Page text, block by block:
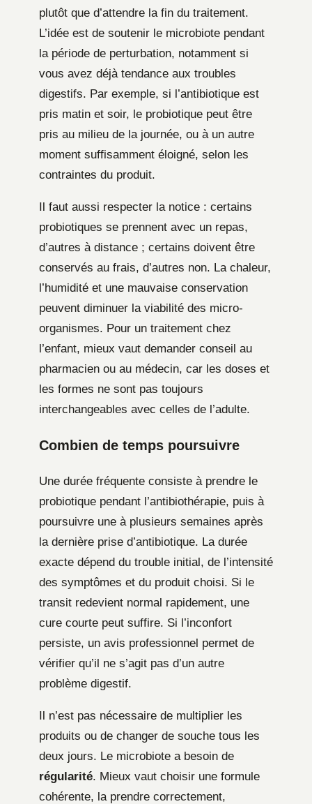
plutôt que d’attendre la fin du traitement.
L’idée est de soutenir le microbiote pendant
la période de perturbation, notamment si
vous avez déjà tendance aux troubles
digestifs. Par exemple, si l’antibiotique est
pris matin et soir, le probiotique peut être
pris au milieu de la journée, ou à un autre
moment suffisamment éloigné, selon les
contraintes du produit.
Il faut aussi respecter la notice : certains
probiotiques se prennent avec un repas,
d’autres à distance ; certains doivent être
conservés au frais, d’autres non. La chaleur,
l’humidité et une mauvaise conservation
peuvent diminuer la viabilité des micro-
organismes. Pour un traitement chez
l’enfant, mieux vaut demander conseil au
pharmacien ou au médecin, car les doses et
les formes ne sont pas toujours
interchangeables avec celles de l’adulte.
Combien de temps poursuivre
Une durée fréquente consiste à prendre le
probiotique pendant l’antibiothérapie, puis à
poursuivre une à plusieurs semaines après
la dernière prise d’antibiotique. La durée
exacte dépend du trouble initial, de l’intensité
des symptômes et du produit choisi. Si le
transit redevient normal rapidement, une
cure courte peut suffire. Si l’inconfort
persiste, un avis professionnel permet de
vérifier qu’il ne s’agit pas d’un autre
problème digestif.
Il n’est pas nécessaire de multiplier les
produits ou de changer de souche tous les
deux jours. Le microbiote a besoin de
régularité. Mieux vaut choisir une formule
cohérente, la prendre correctement,